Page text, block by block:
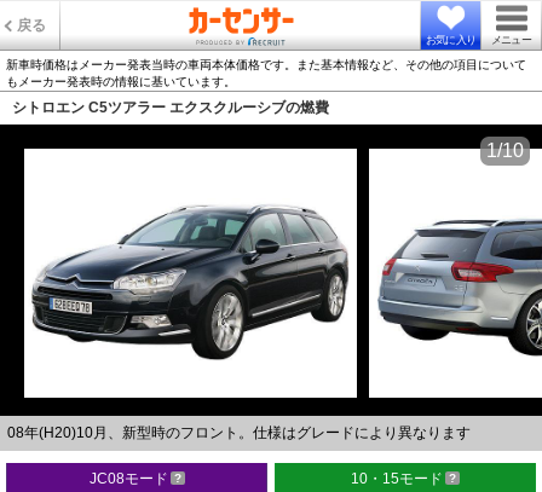
戻る
お気に入り メニュー
新車時価格はメーカー発表当時の車両本体価格です。また基本情報など、その他の項目について
もメーカー発表時の情報に基いています。
シトロエン C5ツアラー エクスクルーシブの燃費
08年(H20)10月、新型時のフロント。仕様はグレードにより異なります
1/10
JC08モード 10・15モード